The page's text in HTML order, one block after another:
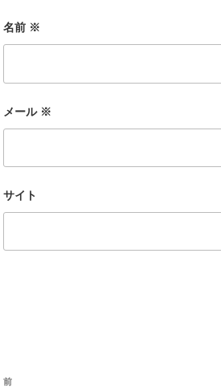
名前 ※
メール ※
サイト
投
過
前